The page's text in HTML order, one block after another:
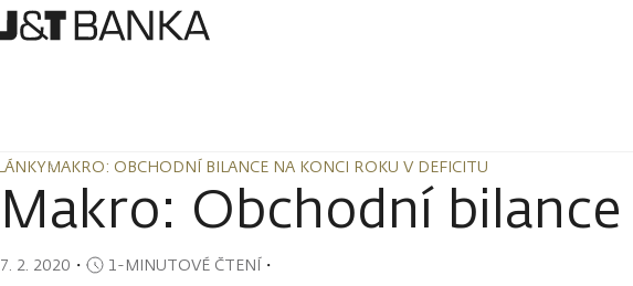
MAKRO: OBCHODNÍ BILANCE NA KONCI ROKU V DEFICITU
MAKRO: OBCHODNÍ BILANCE NA KONCI ROKU V DEFICITU
Makro: Obchodní
7. 2. 2020 ・ 1-MINUTOVÉ ČTENÍ・